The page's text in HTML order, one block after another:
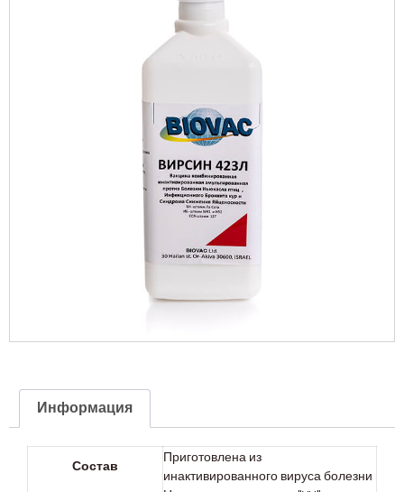
Информация
Состав
Приготовлена из
инактивированного вируса болезни